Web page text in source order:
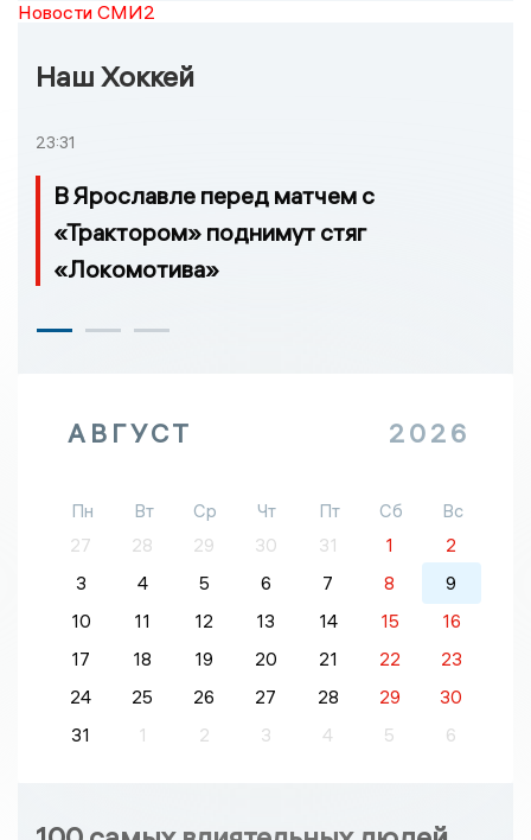
Новости СМИ2
Наш Хоккей
23:31
В Ярославле перед матчем с
«Трактором» поднимут стяг
«Локомотива»
АВГУСТ 2026
Пн Вт Ср Чт Пт Сб
Вс
27
28 29 30 31 1
2
3
4 5 6 7 8
9
10
11 12 13 14 15
16
17
18 19 20 21 22
23
24
25 26 27 28 29
30
31
1 2 3 4 5 6